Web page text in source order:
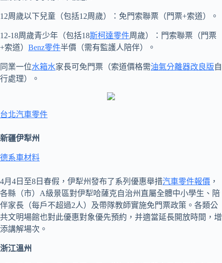
12周歲以下兒童（包括12周歲）：免門索聯票（門票+索道）。
12-18周歲青少年（包括18斯柯達零件周歲）：門索聯票（門票
+索道） Benz零件半價（需有監護人陪伴）。
同業一位水箱水家長可免門票（索道價格需油氣分離器改良版自
行處理）。
台北汽車零件
新疆伊犁州
德系車材料
4月4日至8日春假，伊犁州發布了系列優惠舉措汽車零件報價 ，
各縣（市）A級景區對伊犁哈薩克自治州直屬全體中小學生、陪
伴家長（每戶不超過2人）及帶隊教師實施免門票政策。各類公
共文明場館也對此優惠對象優先預約，并適當延長開放時間，增
添講解場次。
浙江溫州